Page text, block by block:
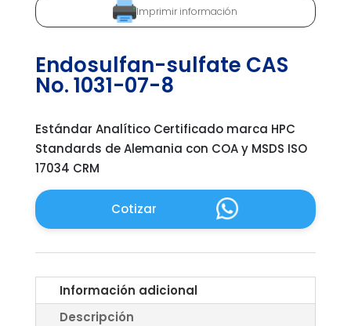
Imprimir información
Endosulfan-sulfate CAS
No. 1031-07-8
Estándar Analítico Certificado marca HPC
Standards de Alemania con COA y MSDS ISO
17034 CRM
Cotizar
Información adicional
Descripción